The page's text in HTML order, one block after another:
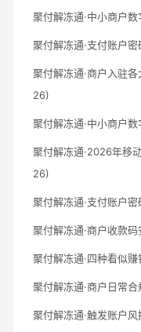
聚付解冻通·中小商户
聚付解冻通·支付账户
聚付解冻通·商户入驻
26)
聚付解冻通·中小商户
聚付解冻通·2026年移
26)
聚付解冻通·支付账户
聚付解冻通·商户收款
聚付解冻通·四种看似
聚付解冻通·商户日常
聚付解冻通·触发账户